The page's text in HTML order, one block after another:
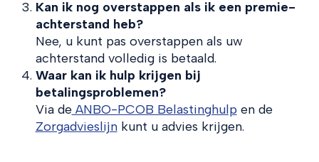
Kan ik nog overstappen als ik een premie-
achterstand heb?
Nee, u kunt pas overstappen als uw
achterstand volledig is betaald.
Waar kan ik hulp krijgen bij
betalingsproblemen?
Via deANBO-PCOB Belastinghulp en de
Zorgadvieslijnkunt u advies krijgen.